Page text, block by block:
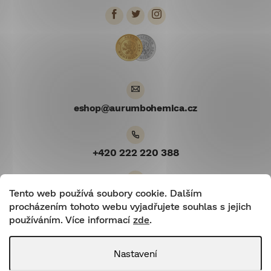
Tento web používá soubory cookie. Dalším
procházením tohoto webu vyjadřujete souhlas s jejich
používáním. Více informací zde.
Nastavení
eshop@aurumbohemica.cz
+420 222 220 388
Youtube